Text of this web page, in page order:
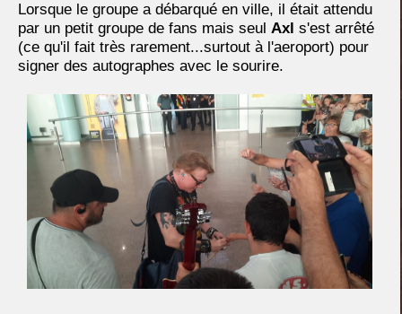
Lorsque le groupe a débarqué en ville, il était attendu
par un petit groupe de fans mais seul Axl s'est arrêté
(ce qu'il fait très rarement...surtout à l'aeroport) pour
signer des autographes avec le sourire.